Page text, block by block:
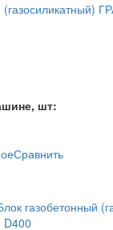
шт:
Сравнить